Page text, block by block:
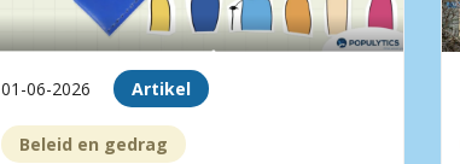
01-06-2026 Artikel
Beleid en gedrag